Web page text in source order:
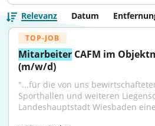
Relevanz Datum
TOP-JOB
Mitarbeiter CAFM im
(m/w/d)
"...für die von uns
Sporthallen und weiteren
Landeshauptstadt Wiesbaden